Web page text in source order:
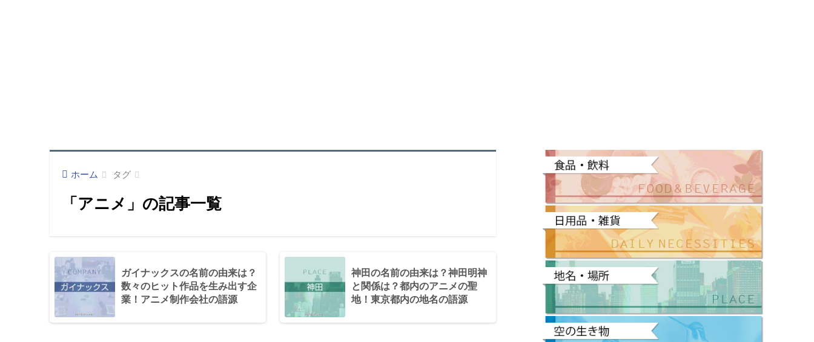
ホーム タグ
「アニメ」の記事一覧
ガイナックスの名前の由来は？
数々のヒット作品を生み出す企
業！アニメ制作会社の語源
神田の名前の由来は？神田明神
と関係は？都内のアニメの聖
地！東京都内の地名の語源